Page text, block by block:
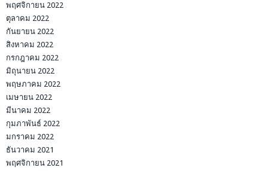
พฤศจิกายน 2022
ตุลาคม 2022
กันยายน 2022
สิงหาคม 2022
กรกฎาคม 2022
มิถุนายน 2022
พฤษภาคม 2022
เมษายน 2022
มีนาคม 2022
กุมภาพันธ์ 2022
มกราคม 2022
ธันวาคม 2021
พฤศจิกายน 2021